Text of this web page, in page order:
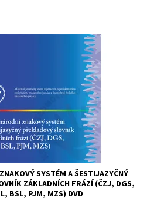
SYSTÉM A ŠESTIJAZYČNÝ
ZÁKLADNÍCH FRÁZÍ (ČZJ, DGS,
BSL, PJM, MZS) DVD